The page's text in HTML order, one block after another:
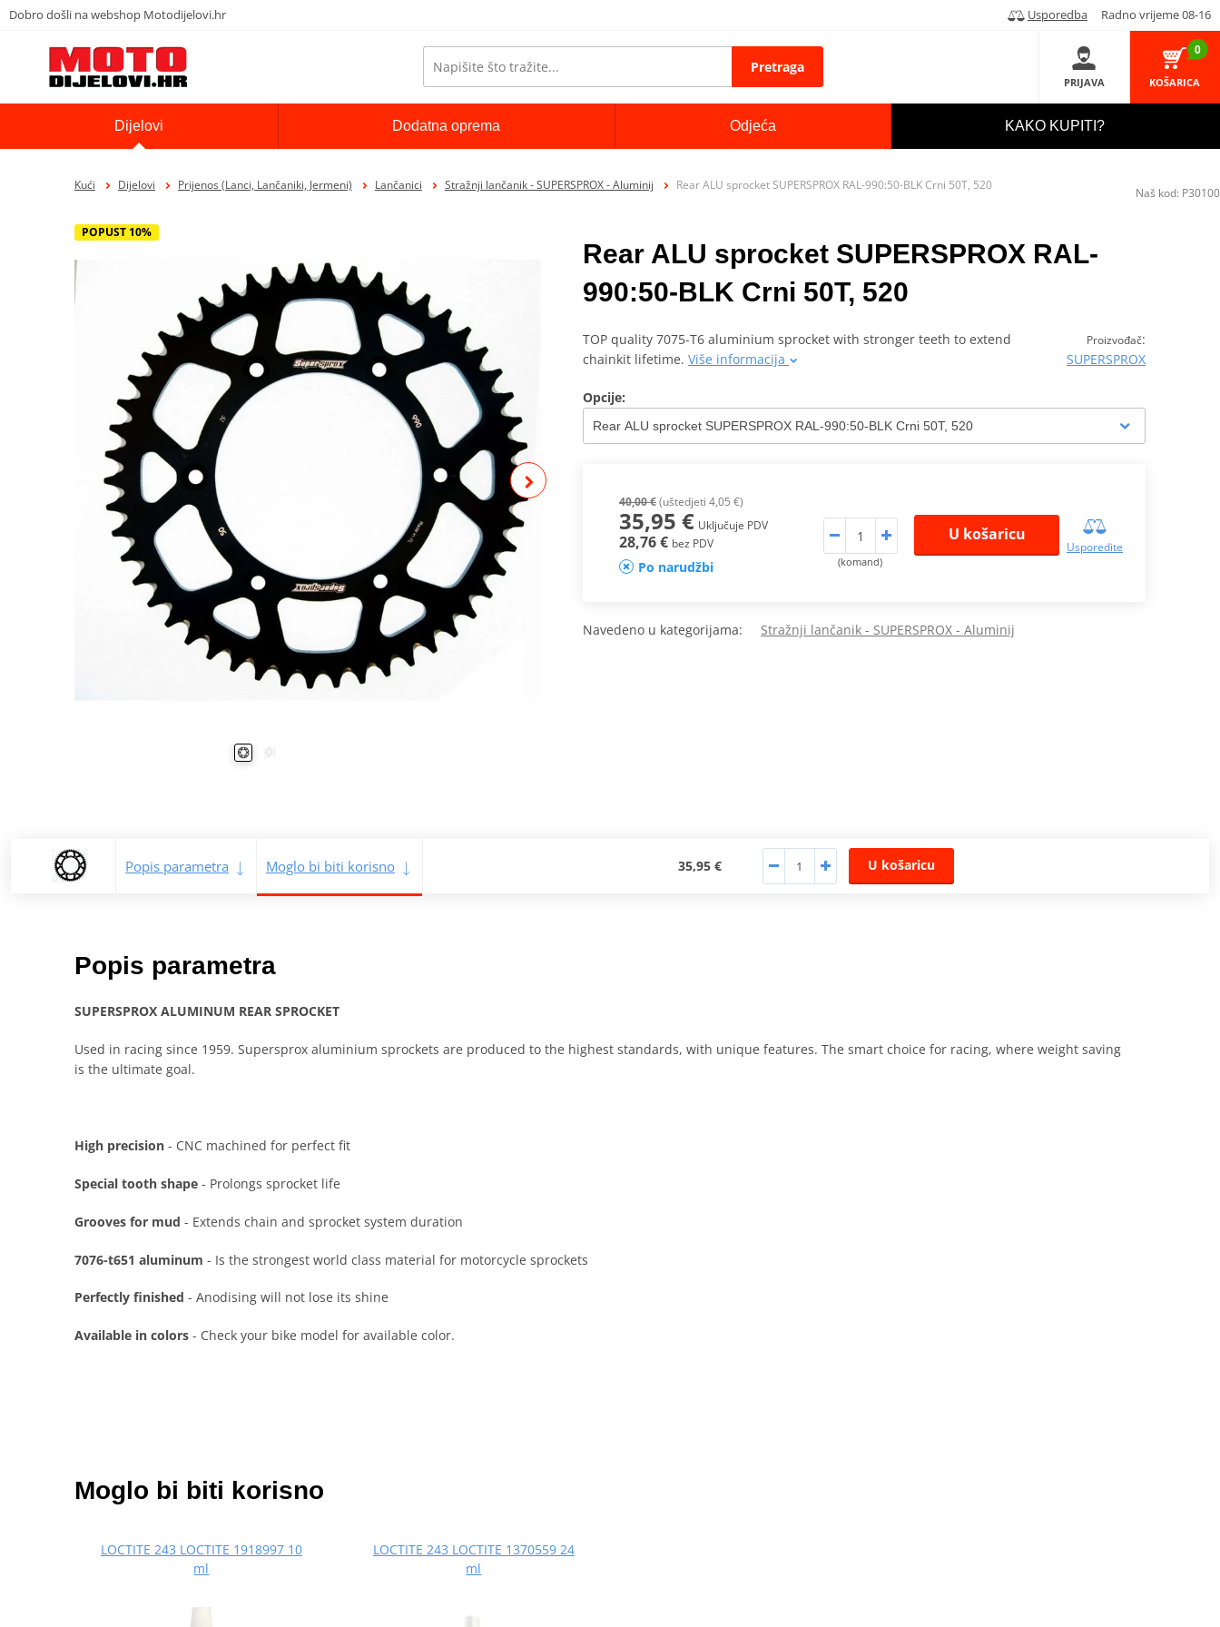
Dobro došli na webshop Motodijelovi.hr Usporedba Radno vrijeme 08-16
Pretraga
PRIJAVA
0
KOŠARICA
Dijelovi Dodatna oprema Odjeća KAKO KUPITI?
Kući Dijelovi Prijenos (Lanci, Lančaniki, Jermeni) Lančanici Stražnji lančanik - SUPERSPROX - Aluminij Rear ALU sprocket SUPERSPROX RAL-990:50-BLK Crni 50T, 520
POPUST 10%
Rear ALU sprocket SUPERSPROX RAL-
990:50-BLK Crni 50T, 520
Proizvođač:
SUPERSPROX
TOP quality 7075-T6 aluminium sprocket with stronger teeth to extend
chainkit lifetime. Više informacija
Opcije:
40,00 €(uštedjeti 4,05 €)
35,95 € Uključuje PDV
28,76 € bez PDV
Po narudžbi (komand)
U košaricu
Usporedite
Navedeno u kategorijama: Stražnji lančanik - SUPERSPROX - Aluminij
Popis parametra Moglo bi biti korisno 35,95 € U košaricu
Popis parametra
SUPERSPROX ALUMINUM REAR SPROCKET
Used in racing since 1959. Supersprox aluminium sprockets are produced to the highest standards, with unique features. The smart choice for racing, where weight saving
is the ultimate goal.
High precision - CNC machined for perfect fit
Special tooth shape - Prolongs sprocket life
Grooves for mud - Extends chain and sprocket system duration
7076-t651 aluminum - Is the strongest world class material for motorcycle sprockets
Perfectly finished - Anodising will not lose its shine
Available in colors - Check your bike model for available color.
Naš kod: P30100
Moglo bi biti korisno
LOCTITE 243 LOCTITE 1918997 10
ml
LOCTITE 243 LOCTITE 1370559 24
ml